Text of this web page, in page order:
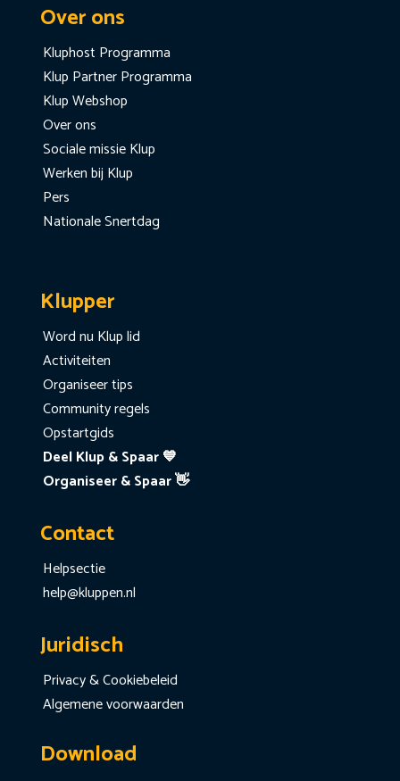
Over ons
Kluphost Programma
Klup Partner Programma
Klup Webshop
Over ons
Sociale missie Klup
Werken bij Klup
Pers
Nationale Snertdag
Klupper
Word nu Klup lid
Activiteiten
Organiseer tips
Community regels
Opstartgids
Deel Klup & Spaar 💙
Organiseer & Spaar 👋
Contact
Helpsectie
help@kluppen.nl
Juridisch
Privacy & Cookiebeleid
Algemene voorwaarden
Download